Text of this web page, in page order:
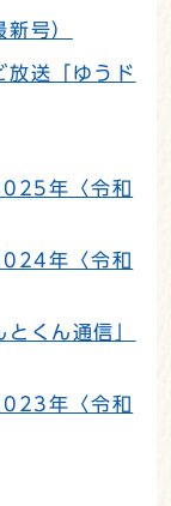
号）
放送「ゆうド
年〈令和
年〈令和
くん通信」
年〈令和